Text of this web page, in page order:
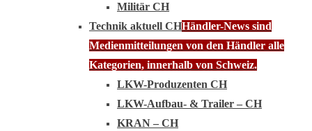
Militär CH
Technik aktuell CHHändler-News sind
Medienmitteilungen von den Händler alle
Kategorien, innerhalb von Schweiz.
LKW-Produzenten CH
LKW-Aufbau- & Trailer – CH
KRAN – CH